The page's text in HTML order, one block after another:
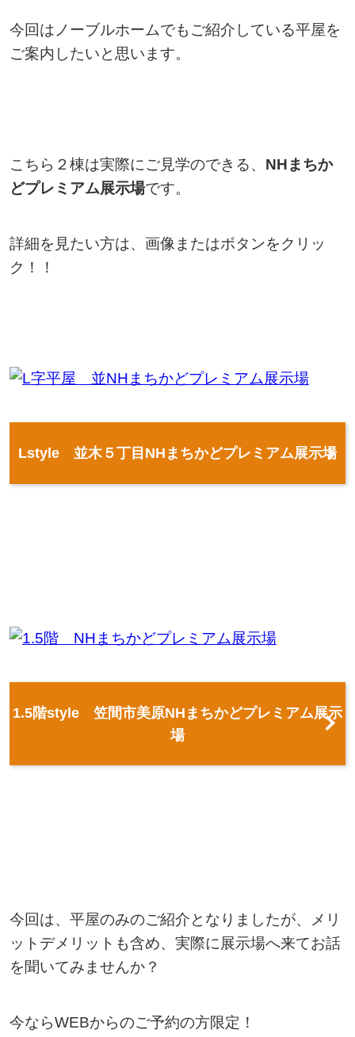
今回はノーブルホームでもご紹介している平屋を
ご案内したいと思います。
こちら２棟は実際にご見学のできる、 NHまちか
どプレミアム展示場です。
詳細を見たい方は、画像またはボタンをクリッ
ク！！
Lstyle 並木５丁目NHまちかどプレミアム展示場
1.5階style 笠間市美原NHまちかどプレミアム展示
場
今回は、平屋のみのご紹介となりましたが、メリ
ットデメリットも含め、実際に展示場へ来てお話
を聞いてみませんか？
今ならWEBからのご予約の方限定！